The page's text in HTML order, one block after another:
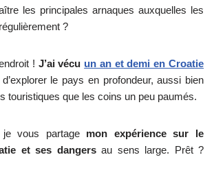
les principales arnaques auxquelles les
?
! J’ai vécu un an et demi en Croatie
le pays en profondeur, aussi bien
touristiques que les coins un peu paumés.
vous partage mon expérience sur le
et ses dangersau sens large. Prêt ?